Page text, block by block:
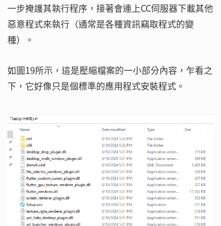
一步掩護其執行程序，接著會連上CC伺服器下載其他
惡意程式來執行（通常是各種資訊竊取程式的變
種）。
如圖19所示，這是壓縮檔案的一小部分內容，乍看之
下，它好像只是個標準的應用程式安裝程式。